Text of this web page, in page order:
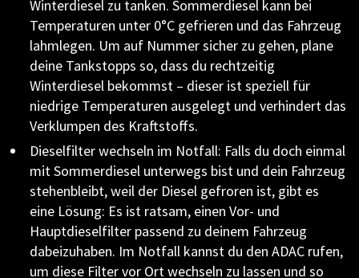
Winterdiesel zu tanken. Sommerdiesel kann bei
Temperaturen unter 0°C gefrieren und das Fahrzeug
lahmlegen. Um auf Nummer sicher zu gehen, plane
deine Tankstopps so, dass du rechtzeitig
Winterdiesel bekommst – dieser ist speziell für
niedrige Temperaturen ausgelegt und verhindert das
Verklumpen des Kraftstoffs.
Dieselfilter wechseln im Notfall: Falls du doch einmal
mit Sommerdiesel unterwegs bist und dein Fahrzeug
stehenbleibt, weil der Diesel gefroren ist, gibt es
eine Lösung: Es ist ratsam, einen Vor- und
Hauptdieselfilter passend zu deinem Fahrzeug
dabeizuhaben. Im Notfall kannst du den ADAC rufen,
um diese Filter vor Ort wechseln zu lassen und so